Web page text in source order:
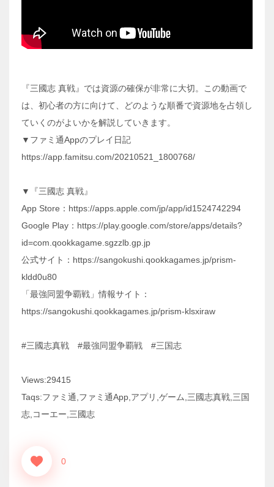
『三國志 真戦』では資源の確保が非常に大切。この動画で
は、初心者の方に向けて、どのような順番で資源地を占領し
ていくのがよいかを解説していきます。
▼ファミ通Appのプレイ日記
https://app.famitsu.com/20210521_1800768/
▼『三國志 真戦』
App Store：https://apps.apple.com/jp/app/id1524742294
Google Play：https://play.google.com/store/apps/details?
id=com.qookkagame.sgzzlb.gp.jp
公式サイト：https://sangokushi.qookkagames.jp/prism-
kldd0u80
「最強同盟争覇戦」情報サイト：
https://sangokushi.qookkagames.jp/prism-klsxiraw
#三國志真戦 #最強同盟争覇戦 #三国志
Views:29415
Taqs:ファミ通,ファミ通App,アプリ,ゲーム,三國志真戦,三国
志,コーエー,三國志
0